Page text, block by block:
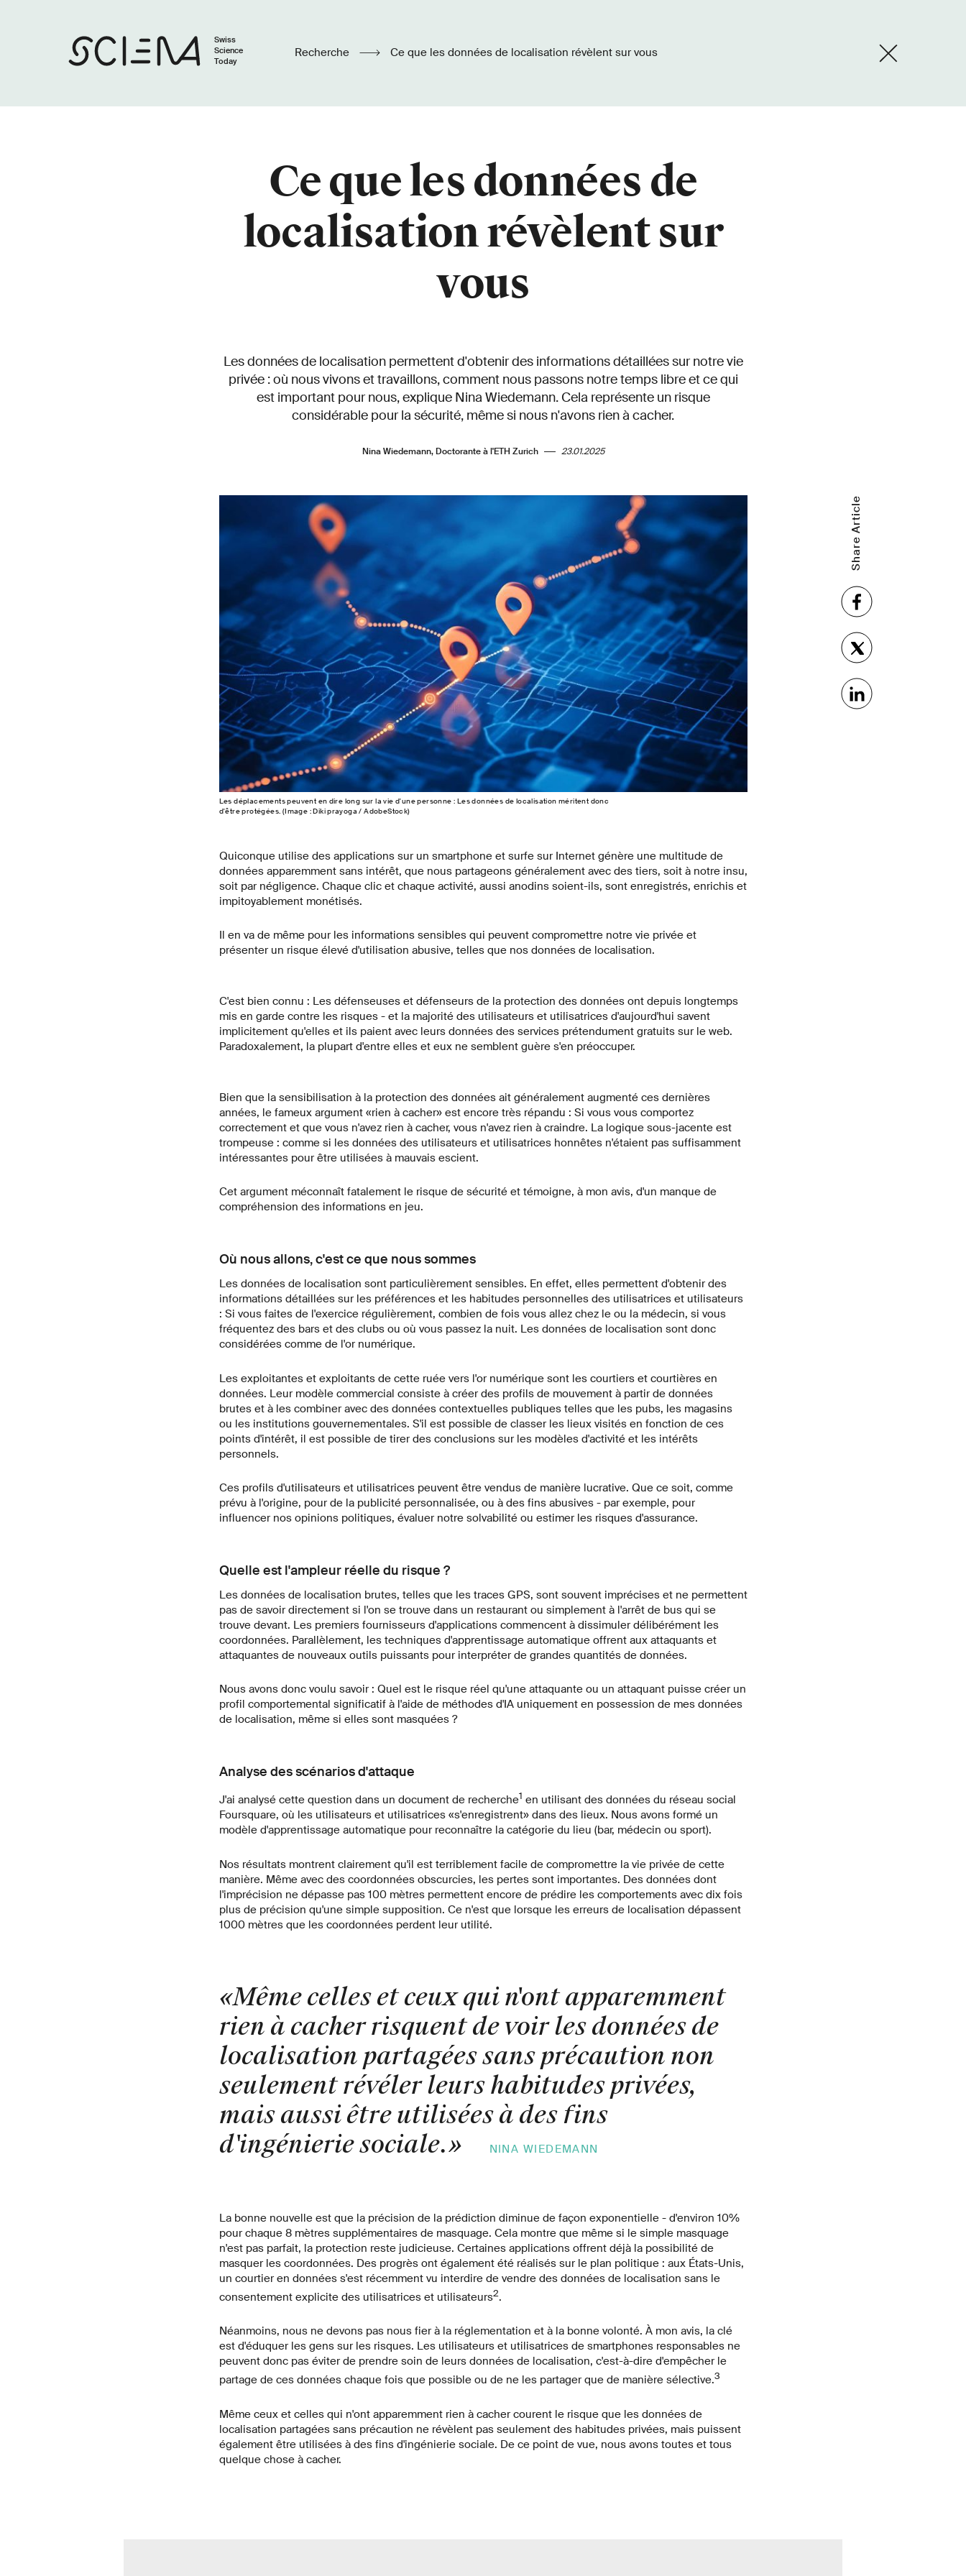
Swiss
Science
Today
Recherche Ce que les données de localisation révèlent sur vous
Ce que les données de
localisation révèlent sur
vous
Les données de localisation permettent d'obtenir des informations détaillées sur notre vie
privée : où nous vivons et travaillons, comment nous passons notre temps libre et ce qui
est important pour nous, explique Nina Wiedemann. Cela représente un risque
considérable pour la sécurité, même si nous n'avons rien à cacher.
Nina Wiedemann, Doctorante à l'ETH Zurich 23.01.2025
Les déplacements peuvent en dire long sur la vie d'une personne : Les données de localisation méritent donc
d'être protégées. (Image : Diki prayoga / AdobeStock)
Share Article
Quiconque utilise des applications sur un smartphone et surfe sur Internet génère une multitude de
données apparemment sans intérêt, que nous partageons généralement avec des tiers, soit à notre insu,
soit par négligence. Chaque clic et chaque activité, aussi anodins soient-ils, sont enregistrés, enrichis et
impitoyablement monétisés.
Il en va de même pour les informations sensibles qui peuvent compromettre notre vie privée et
présenter un risque élevé d'utilisation abusive, telles que nos données de localisation.
C'est bien connu : Les défenseuses et défenseurs de la protection des données ont depuis longtemps
mis en garde contre les risques - et la majorité des utilisateurs et utilisatrices d'aujourd'hui savent
implicitement qu'elles et ils paient avec leurs données des services prétendument gratuits sur le web.
Paradoxalement, la plupart d'entre elles et eux ne semblent guère s'en préoccuper.
Bien que la sensibilisation à la protection des données ait généralement augmenté ces dernières
années, le fameux argument «rien à cacher» est encore très répandu : Si vous vous comportez
correctement et que vous n'avez rien à cacher, vous n'avez rien à craindre. La logique sous-jacente est
trompeuse : comme si les données des utilisateurs et utilisatrices honnêtes n'étaient pas suffisamment
intéressantes pour être utilisées à mauvais escient.
Cet argument méconnaît fatalement le risque de sécurité et témoigne, à mon avis, d'un manque de
compréhension des informations en jeu.
Où nous allons, c'est ce que nous sommes
Les données de localisation sont particulièrement sensibles. En effet, elles permettent d'obtenir des
informations détaillées sur les préférences et les habitudes personnelles des utilisatrices et utilisateurs
: Si vous faites de l'exercice régulièrement, combien de fois vous allez chez le ou la médecin, si vous
fréquentez des bars et des clubs ou où vous passez la nuit. Les données de localisation sont donc
considérées comme de l'or numérique.
Les exploitantes et exploitants de cette ruée vers l'or numérique sont les courtiers et courtières en
données. Leur modèle commercial consiste à créer des profils de mouvement à partir de données
brutes et à les combiner avec des données contextuelles publiques telles que les pubs, les magasins
ou les institutions gouvernementales. S'il est possible de classer les lieux visités en fonction de ces
points d'intérêt, il est possible de tirer des conclusions sur les modèles d'activité et les intérêts
personnels.
Ces profils d'utilisateurs et utilisatrices peuvent être vendus de manière lucrative. Que ce soit, comme
prévu à l'origine, pour de la publicité personnalisée, ou à des fins abusives - par exemple, pour
influencer nos opinions politiques, évaluer notre solvabilité ou estimer les risques d'assurance.
Quelle est l'ampleur réelle du risque ?
Les données de localisation brutes, telles que les traces GPS, sont souvent imprécises et ne permettent
pas de savoir directement si l'on se trouve dans un restaurant ou simplement à l'arrêt de bus qui se
trouve devant. Les premiers fournisseurs d'applications commencent à dissimuler délibérément les
coordonnées. Parallèlement, les techniques d'apprentissage automatique offrent aux attaquants et
attaquantes de nouveaux outils puissants pour interpréter de grandes quantités de données.
Nous avons donc voulu savoir : Quel est le risque réel qu'une attaquante ou un attaquant puisse créer un
profil comportemental significatif à l'aide de méthodes d'IA uniquement en possession de mes données
de localisation, même si elles sont masquées ?
Analyse des scénarios d'attaque
J'ai analysé cette question dans un document de recherche1 en utilisant des données du réseau social
Foursquare, où les utilisateurs et utilisatrices «s'enregistrent» dans des lieux. Nous avons formé un
modèle d'apprentissage automatique pour reconnaître la catégorie du lieu (bar, médecin ou sport).
Nos résultats montrent clairement qu'il est terriblement facile de compromettre la vie privée de cette
manière. Même avec des coordonnées obscurcies, les pertes sont importantes. Des données dont
l'imprécision ne dépasse pas 100 mètres permettent encore de prédire les comportements avec dix fois
plus de précision qu'une simple supposition. Ce n'est que lorsque les erreurs de localisation dépassent
1000 mètres que les coordonnées perdent leur utilité.
«Même celles et ceux qui n'ont apparemment
rien à cacher risquent de voir les données de
localisation partagées sans précaution non
seulement révéler leurs habitudes privées,
mais aussi être utilisées à des fins
d'ingénierie sociale.» NINA WIEDEMANN
La bonne nouvelle est que la précision de la prédiction diminue de façon exponentielle - d'environ 10%
pour chaque 8 mètres supplémentaires de masquage. Cela montre que même si le simple masquage
n'est pas parfait, la protection reste judicieuse. Certaines applications offrent déjà la possibilité de
masquer les coordonnées. Des progrès ont également été réalisés sur le plan politique : aux États-Unis,
un courtier en données s'est récemment vu interdire de vendre des données de localisation sans le
consentement explicite des utilisatrices et utilisateurs2.
Néanmoins, nous ne devons pas nous fier à la réglementation et à la bonne volonté. À mon avis, la clé
est d'éduquer les gens sur les risques. Les utilisateurs et utilisatrices de smartphones responsables ne
peuvent donc pas éviter de prendre soin de leurs données de localisation, c'est-à-dire d'empêcher le
partage de ces données chaque fois que possible ou de ne les partager que de manière sélective.3
Même ceux et celles qui n'ont apparemment rien à cacher courent le risque que les données de
localisation partagées sans précaution ne révèlent pas seulement des habitudes privées, mais puissent
également être utilisées à des fins d'ingénierie sociale. De ce point de vue, nous avons toutes et tous
quelque chose à cacher.